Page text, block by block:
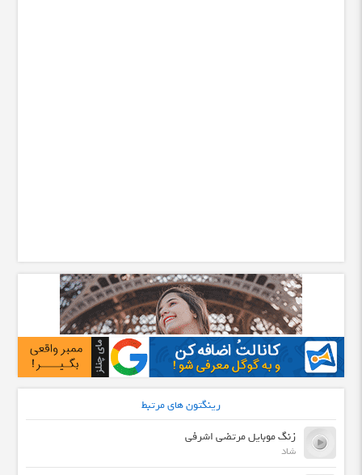
رینگتون های مرتبط
زنگ موبایل مرتضی اشرفی
شاد